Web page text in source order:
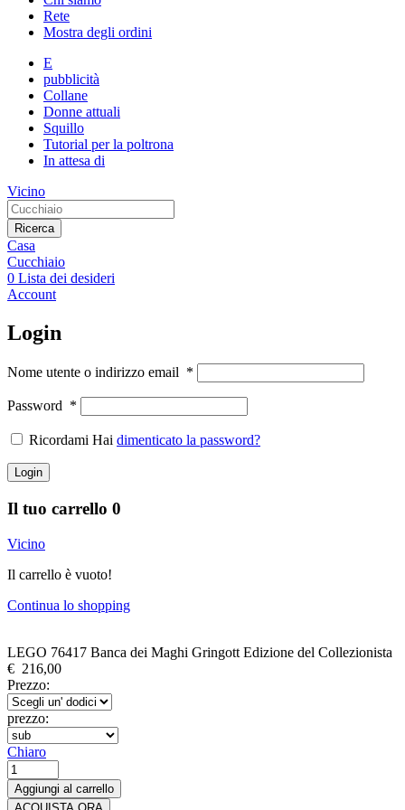
Rete
Mostra degli ordini
E
pubblicità
Collane
Donne attuali
Squillo
Tutorial per la poltrona
In attesa di
Vicino
Ricerca
Casa
Cucchiaio
0 Lista dei desideri
Account
Login
Nome utente o indirizzo email *
Password *
Ricordami Hai dimenticato la password?
Login
Il tuo carrello 0
Vicino
Il carrello è vuoto!
Continua lo shopping
LEGO 76417 Banca dei Maghi Gringott Edizione del Collezionista
€ 216,00
Prezzo:
prezzo:
Chiaro
LEGO
76417
Banca
Aggiungi al carrello